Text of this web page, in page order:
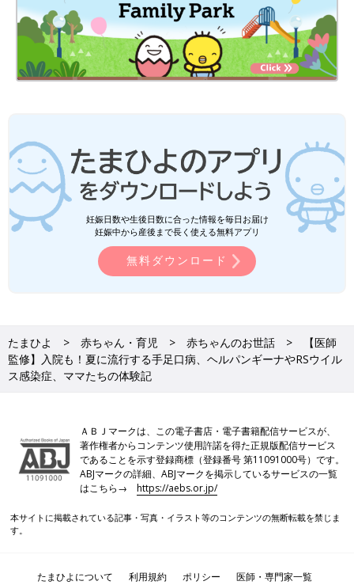
妊娠日数や生後日数に合った情報を毎日お届け
妊娠中から産後まで長く使える無料アプリ
無料ダウンロード
たまひよ 赤ちゃん・育児 赤ちゃんのお世話
【医師
監修】入院も！夏に流行する手足口病、ヘルパンギーナやRSウイル
ス感染症、ママたちの体験記
ＡＢＪマークは、この電子書店・電子書籍配信サービスが、
著作権者からコンテンツ使用許諾を得た正規版配信サービス
であることを示す登録商標（登録番号 第11091000号）です。
ABJマークの詳細、ABJマークを掲示しているサービスの一覧
はこちら→https://aebs.or.jp/
本サイトに掲載されている記事・写真・イラスト等のコンテンツの無断転載を禁じま
す。
たまひよについて 利用規約 ポリシー 医師・専門家一覧